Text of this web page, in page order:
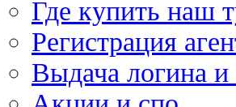
Где купить наш
Регистрация
Выдача логина и